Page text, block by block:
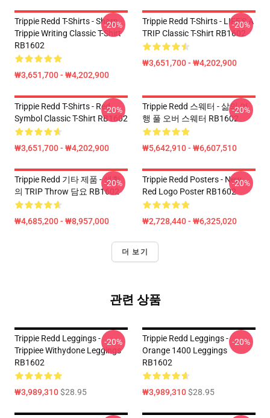
Trippie Redd T-Shirts - Sharp
Trippie Writing Classic T-Shirt
RB1602
₩3,651,700 - ₩4,202,900
-20%
Trippie Redd T-Shirts - LIFE'S A
TRIP Classic T-Shirt RB1602
₩3,651,700 - ₩4,202,900
-20%
Trippie Redd T-Shirts - Red
Symbol Classic T-Shirt RB1602
₩3,651,700 - ₩4,202,900
-20%
Trippie Redd 스웨터 - 삶의 여
행 풀 오버 스웨터 RB1602
₩5,642,910 - ₩6,607,510
-20%
Trippie Redd 기타 제품 - 생활
의 TRIP Throw 담요 RB1602
₩4,685,200 - ₩8,957,000
-20%
Trippie Redd Posters - New
Red Logo Poster RB1602
₩2,728,440 - ₩6,325,020
-20%
더 보기
관련 상품
Trippie Redd Leggings -
Trippiee Withydone Leggings
RB1602
₩3,989,310$28.95
-20%
Trippie Redd Leggings -
Orange 1400 Leggings
RB1602
₩3,989,310$28.95
-20%